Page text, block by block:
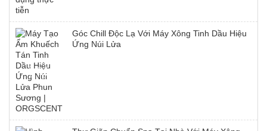
Góc Chill Độc Lạ Với Máy Xông Tinh Dầu Hiệu
Ứng Núi Lửa